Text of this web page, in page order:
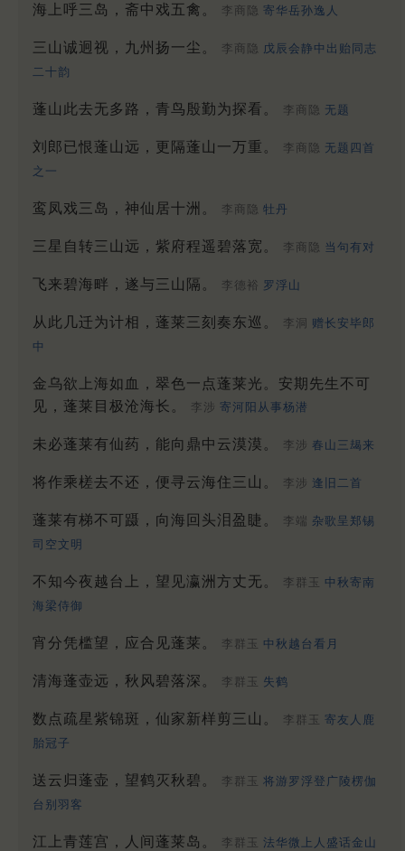
海上呼三岛，斋中戏五禽。 李商隐 寄华岳孙逸人
三山诚迥视，九州扬一尘。 李商隐 戊辰会静中出贻同志
二十韵
蓬山此去无多路，青鸟殷勤为探看。 李商隐 无题
刘郎已恨蓬山远，更隔蓬山一万重。 李商隐 无题四首
之一
鸾凤戏三岛，神仙居十洲。 李商隐 牡丹
三星自转三山远，紫府程遥碧落宽。 李商隐 当句有对
飞来碧海畔，遂与三山隔。 李德裕 罗浮山
从此几迁为计相，蓬莱三刻奏东巡。 李洞 赠长安毕郎
中
金乌欲上海如血，翠色一点蓬莱光。安期先生不可
见，蓬莱目极沧海长。
李涉 寄河阳从事杨潜
未必蓬莱有仙药，能向鼎中云漠漠。 李涉 春山三朅来
将作乘槎去不还，便寻云海住三山。 李涉 逢旧二首
蓬莱有梯不可蹑，向海回头泪盈睫。 李端 杂歌呈郑锡
司空文明
不知今夜越台上，望见瀛洲方丈无。 李群玉 中秋寄南
海梁侍御
宵分凭槛望，应合见蓬莱。 李群玉 中秋越台看月
清海蓬壶远，秋风碧落深。 李群玉 失鹤
数点疏星紫锦斑，仙家新样剪三山。 李群玉 寄友人鹿
胎冠子
送云归蓬壶，望鹤灭秋碧。 李群玉 将游罗浮登广陵楞伽
台别羽客
江上青莲宫，人间蓬莱岛。 李群玉 法华微上人盛话金山